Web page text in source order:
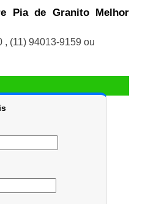
Pia de Granito Melhor
, (11) 94013-9159 ou